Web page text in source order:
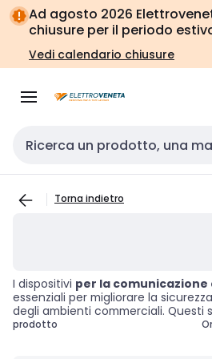
Vai alla
navigazione
Vai
alla
pagina
Ad agosto 2026
chiusure per il periodo
Vedi calendario chiusure
Cerca input
Torna indietro
I dispositivi per la
essenziali per migliorare la
degli ambienti commerciali. Questi
cui sistemi di interfono e
prodotto